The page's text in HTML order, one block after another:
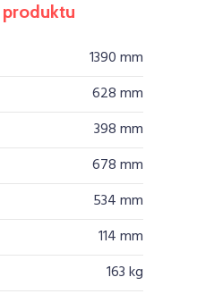
produktu
1390 mm
628 mm
398 mm
678 mm
534 mm
114 mm
163 kg